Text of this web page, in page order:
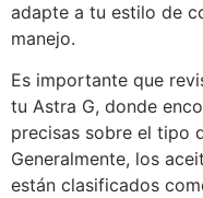
adapte a tu estilo de
manejo.
Es importante que
tu Astra G, donde
precisas sobre el tipo
Generalmente, los
están clasificados